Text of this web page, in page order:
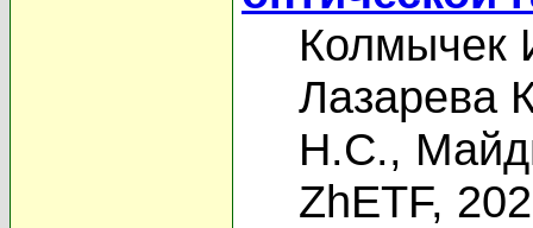
Колмычек
Лазарева
Н.С.,
ZhETF,